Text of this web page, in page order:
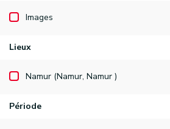
Images
Lieux
Namur (Namur, Namur )
Période